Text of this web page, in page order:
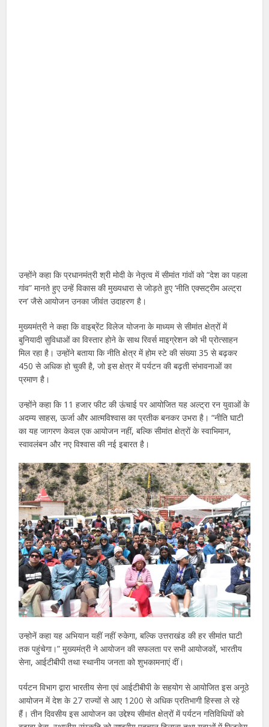
उन्होंने कहा कि प्रधानमंत्री श्री मोदी के नेतृत्व में सीमांत गांवों को “देश का पहला
गांव” मानते हुए उन्हें विकास की मुख्यधारा से जोड़ते हुए ‘नीति एक्सट्रीम अल्ट्रा
रन’ जैसे आयोजन उनका जीवंत उदाहरण है।
मुख्यमंत्री ने कहा कि वाइब्रेंट विलेज योजना के माध्यम से सीमांत क्षेत्रों में
बुनियादी सुविधाओं का विस्तार होने के साथ रिवर्स माइग्रेशन को भी प्रोत्साहन
मिल रहा है। उन्होंने बताया कि नीति क्षेत्र में होम स्टे की संख्या 35 से बढ़कर
450 से अधिक हो चुकी है, जो इस क्षेत्र में पर्यटन की बढ़ती संभावनाओं का
प्रमाण है।
उन्होंने कहा कि 11 हजार फीट की ऊंचाई पर आयोजित यह अल्ट्रा रन युवाओं के
अदम्य साहस, ऊर्जा और आत्मविश्वास का प्रतीक बनकर उभरा है। “नीति घाटी
का यह जागरण केवल एक आयोजन नहीं, बल्कि सीमांत क्षेत्रों के स्वाभिमान,
स्वावलंबन और नए विश्वास की नई इबारत है।
उन्होनें कहा यह अभियान यहीं नहीं रुकेगा, बल्कि उत्तराखंड की हर सीमांत घाटी
तक पहुंचेगा।” मुख्यमंत्री ने आयोजन की सफलता पर सभी आयोजकों, भारतीय
सेना, आईटीबीपी तथा स्थानीय जनता को शुभकामनाएं दीं।
पर्यटन विभाग द्वारा भारतीय सेना एवं आईटीबीपी के सहयोग से आयोजित इस अनूठे
आयोजन में देश के 27 राज्यों से आए 1200 से अधिक प्रतिभागी हिस्सा ले रहे
हैं। तीन दिवसीय इस आयोजन का उद्देश्य सीमांत क्षेत्रों में पर्यटन गतिविधियों को